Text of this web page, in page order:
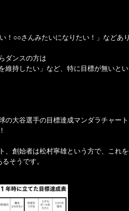
！○○さんみたいになりたい！」などあ
ダンスの方は
維持したい」など、特に目標が無いと
の大谷選手の目標達成マンダラチャー
、創始者は松村寧雄という方で、これ
そうです。